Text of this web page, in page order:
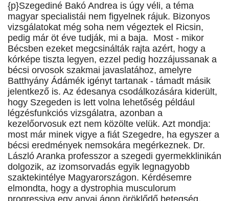
{p}Szegediné Bakó Andrea is úgy véli, a téma
magyar specialistái nem figyelnek rájuk. Bizonyos
vizsgálatokat még soha nem végeztek el Ricsin,
pedig már öt éve tudják, mi a baja. Most - mikor
Bécsben ezeket megcsinálták rajta azért, hogy a
kórképe tiszta legyen, ezzel pedig hozzájussanak a
bécsi orvosok szakmai javaslatához, amelyre
Batthyány Ádámék igényt tartanak - támadt másik
jelentkező is. Az édesanya csodálkozására kiderült,
hogy Szegeden is lett volna lehetőség például
légzésfunkciós vizsgálatra, azonban a
kezelőorvosuk ezt nem közölte velük. Azt mondja:
most már minek vigye a fiát Szegedre, ha egyszer a
bécsi eredmények nemsokára megérkeznek. Dr.
László Aranka professzor a szegedi gyermekklinikán
dolgozik, az izomsorvadás egyik legnagyobb
szaktekintélye Magyarországon. Kérdésemre
elmondta, hogy a dystrophia musculorum